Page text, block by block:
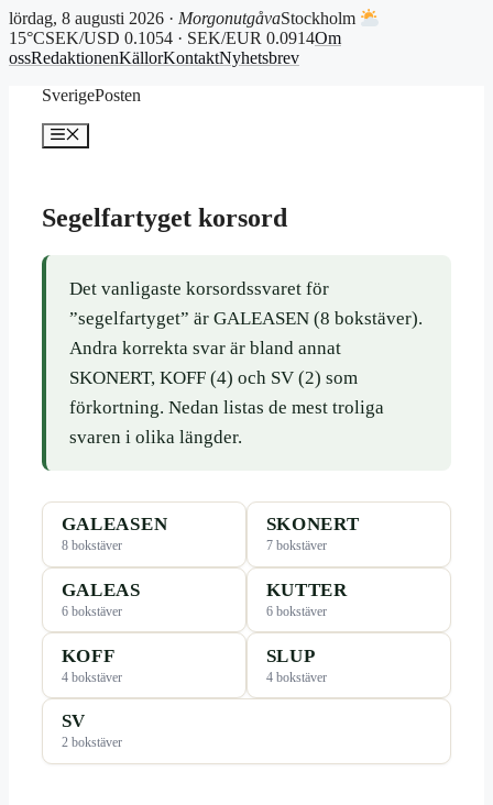
lördag, 8 augusti 2026 · MorgonutgåvaStockholm
15°CSEK/USD 0.1054 · SEK/EUR 0.0914Om
ossRedaktionenKällorKontaktNyhetsbrev
SverigePosten
Meny
Segelfartyget korsord
Det vanligaste korsordssvaret för
”segelfartyget” är GALEASEN (8 bokstäver).
Andra korrekta svar är bland annat
SKONERT, KOFF (4) och SV (2) som
förkortning. Nedan listas de mest troliga
svaren i olika längder.
GALEASEN
8 bokstäver
SKONERT
7 bokstäver
GALEAS
6 bokstäver
KUTTER
6 bokstäver
KOFF
4 bokstäver
SLUP
4 bokstäver
SV
2 bokstäver